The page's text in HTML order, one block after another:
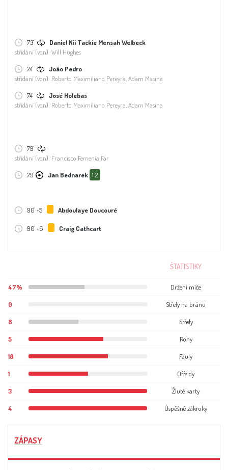
73'
Daniel Nii Tackie Mensah Welbeck
střídání (von): Will Hughes
74'
João Pedro
střídání (von): Roberto Maximiliano Pereyra, Adam Masina
74'
José Holebas
střídání (von): Roberto Maximiliano Pereyra, Adam Masina
79'
střídání (von): Francisco Femenía Far
79' Jan Bednarek 1:2
90' +5 Abdoulaye Doucouré
90' +6 Craig Cathcart
ŠTATISTIKY
47% Držení míče
0 Střely na bránu
8 Střely
5 Rohy
18 Fauly
1 Offsidy
3 Žluté karty
4 Úspěšné zákroky
ZÁPASY